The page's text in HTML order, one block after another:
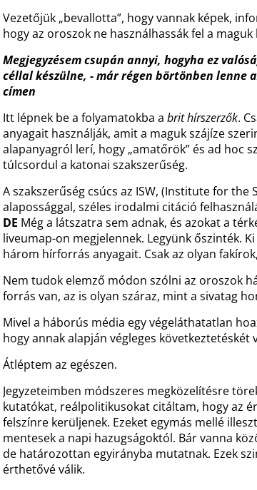
Vezetőjük „bevallotta”, hogy vannak képek,
hogy az oroszok ne használhassák fel a maguk
Megjegyzésem csupán annyi, hogyha ez
céllal készülne, - már régen börtönben lenne
címen
Itt lépnek be a folyamatokba a brit hírszerzők.
anyagait használják, amit a maguk szájíze
alapanyagról lerí, hogy „amatőrök” és ad hoc
túlcsordul a katonai szakszerűség.
A szakszerűség csúcs az ISW, (Institute for
alapossággal, széles irodalmi citáció
DE Még a látszatra sem adnak, és azokat a
liveumap-on megjelennek. Legyünk őszinték.
három hírforrás anyagait. Csak az olyan
Nem tudok elemző módon szólni az oroszok
forrás van, az is olyan száraz, mint a sivatag
Mivel a háborús média egy végeláthatatlan
hogy annak alapján végleges következtetéskét
Átléptem az egészen.
Jegyzeteimben módszeres megközelítésre
kutatókat, reálpolitikusokat citáltam, hogy az
felszínre kerüljenek. Ezeket egymás mellé
mentesek a napi hazugságoktól. Bár vanna
de határozottan egyirányba mutatnak. Ezek
érthetővé válik.